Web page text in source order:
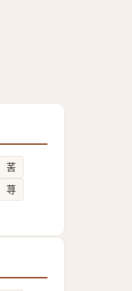
䒷
荨